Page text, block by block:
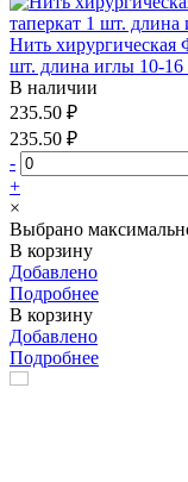
Нить хирургическая
шт. длина иглы 10-
В наличии
235.50 ₽
235.50 ₽
-
+
×
Выбрано
В корзину
Добавлено
Подробнее
В корзину
Добавлено
Подробнее